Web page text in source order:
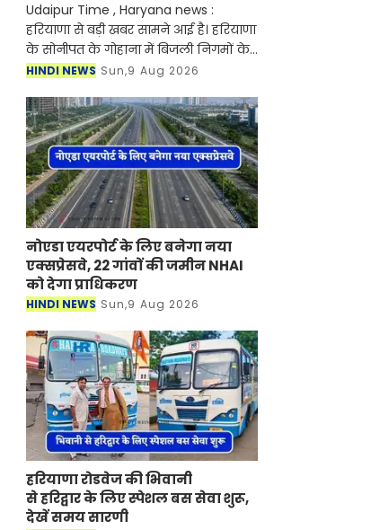
Udaipur Time , Haryana news :
हरियाणा से बड़ी खबर सामने आई है। हरियाणा
के सोनीपत के गोहाना में बिजली निगमों के
निजीकरण के विरोध में कर्मचारियों का
बता दें की बिजली
HINDI NEWS Sun,9 Aug 2026
नोएडा एयरपोर्ट के लिए बनेगा नया
एक्सप्रेसवे, 22 गांवों की जमीन NHAI
को देगा प्राधिकरण
HINDI NEWS Sun,9 Aug 2026
हरियाणा रोडवेज की भिवानी
से हरिद्वार के लिए स्पेशल बस सेवा शुरू,
देखें समय सारणी